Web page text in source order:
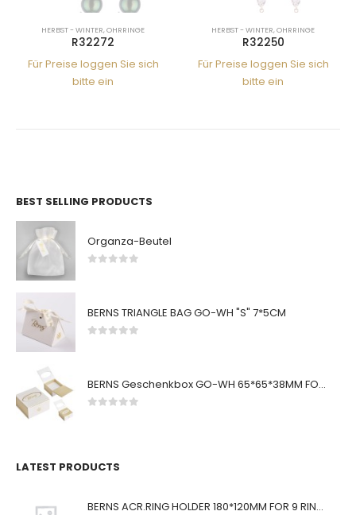
HERBST - WINTER,OHRRINGE
R32250
Für Preise loggen Sie sich
bitte ein
HERBST - WINTER,OHRRINGE
R32005
Für Preise loggen Sie sich
bitte ein
BEST SELLING PRODUCTS
Organza-Beutel
BERNS TRIANGLE BAG GO-WH "S" 7*5CM
BERNS Geschenkbox GO-WH 65*65*38MM FOR SMALL SETS
LATEST PRODUCTS
BERNS ACR.RING HOLDER 180*120MM FOR 9 RINGS